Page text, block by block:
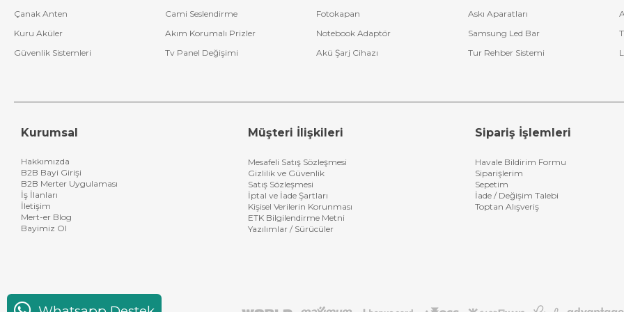
Çanak Anten
Cami Seslendirme Fotokapan Askı Aparatları
Kuru Aküler
Akım Korumalı Prizler Notebook Adaptör Samsung Led Bar
Güvenlik Sistemleri
Tv Panel Değişimi Akü Şarj Cihazı Tur Rehber Sistemi
Kurumsal
Hakkımızda
B2B Bayi Girişi
B2B Merter Uygulaması
İş İlanları
İletişim
Mert-er Blog
Bayimiz Ol
Müşteri İlişkileri
Mesafeli Satış Sözleşmesi
Gizlilik ve Güvenlik
Satış Sözleşmesi
İptal ve İade Şartları
Kişisel Verilerin Korunması
ETK Bilgilendirme Metni
Yazılımlar / Sürücüler
Sipariş İşlemleri
Havale Bildirim Formu
Siparişlerim
Sepetim
İade / Değişim Talebi
Toptan Alışveriş